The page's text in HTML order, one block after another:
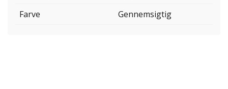
Farve
Gennemsigtig